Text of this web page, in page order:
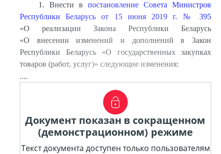
1. Внести в постановление Совета Министров
Республики Беларусь от 15 июня 2019 г. № 395
«О реализации Закона Республики Беларусь
«О внесении изменений и дополнений в Закон
Республики Беларусь «О государственных закупках
товаров (работ, услуг)» следующие изменения:
....
Документ показан в сокращенном
(демонстрационном) режиме
Текст документа доступен только пользователям